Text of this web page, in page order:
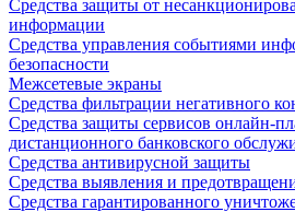
Средства защиты от
информации
Средства управления событиями
безопасности
Межсетевые экраны
Средства фильтрации негативного
Средства защиты сервисов онлайн-
дистанционного банковского
Средства антивирусной защиты
Средства выявления и
Средства гарантированного